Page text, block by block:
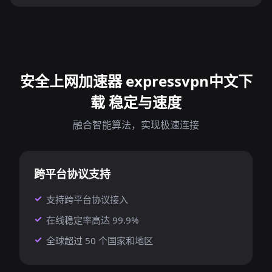
安全上网加速器 expressvpn中文下
载 稳定与速度
融合智能算法，实现极速连接
跨平台协议支持
支持跨平台协议接入
在线稳定率高达 99.9%
全球超过 50 个国家和地区